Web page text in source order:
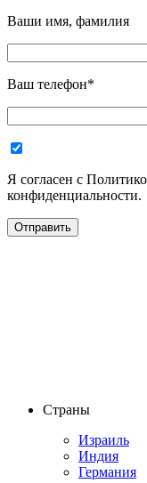
Ваши имя, фамилия
Ваш телефон*
Я согласен с
конфиденциальности.
Страны
Израиль
Индия
Германия